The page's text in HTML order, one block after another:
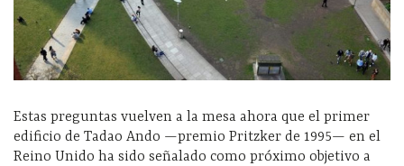
Estas preguntas vuelven a la mesa ahora que el primer
edificio de Tadao Ando —premio Pritzker de 1995— en el
Reino Unido ha sido señalado como próximo objetivo a